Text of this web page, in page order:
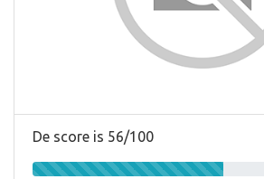
De score is 56/100